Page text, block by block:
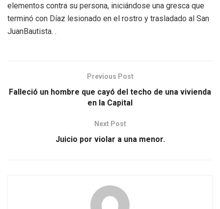
elementos contra su persona, iniciándose una gresca que
terminó con Díaz lesionado en el rostro y trasladado al San
JuanBautista. .
Previous Post
Falleció un hombre que cayó del techo de una vivienda
en la Capital
Next Post
Juicio por violar a una menor.